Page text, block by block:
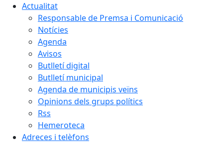
Actualitat
Responsable de Premsa i Comunicació
Notícies
Agenda
Avisos
Butlletí digital
Butlletí municipal
Agenda de municipis veïns
Opinions dels grups polítics
Rss
Hemeroteca
Adreces i telèfons